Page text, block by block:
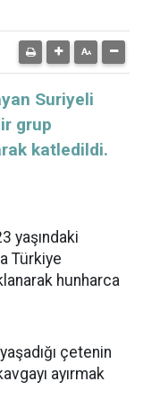
Suriyeli
grup
katledildi.
yaşındaki
Türkiye
hunharca
çetenin
ayırmak